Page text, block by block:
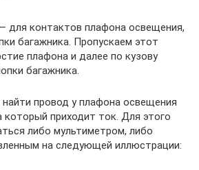
для контактов плафона освещения,
багажника. Пропускаем этот
плафона и далее по кузову
багажника.
провод у плафона освещения
который приходит ток. Для этого
либо мультиметром, либо
на следующей иллюстрации: